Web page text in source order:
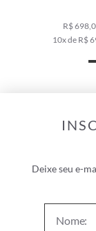
R$
10x de R$
Deixe seu e-